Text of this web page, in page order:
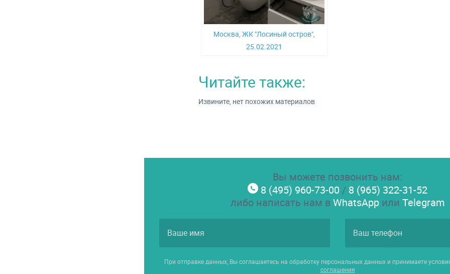
Москва, ЖК "Лосиный остров",
25.02.2021
Читайте также:
Извините, нет похожих материалов
Вы можете позвонить нам:
8 (495) 960-73-00 / 8 (965) 322-31-52
либо написать нам вWhatsAppили Telegram
При отправке данных, Вы соглашаетесь на обработку персональных данных и принимаете
соглашения